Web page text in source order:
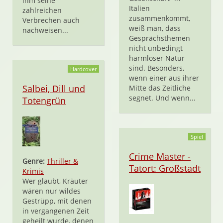
zahlreichen
Verbrechen auch
nachweisen...
Italien
zusammenkommt,
weiß man, dass
Gesprächsthemen
nicht unbedingt
harmloser Natur
sind. Besonders,
wenn einer aus ihrer
Mitte das Zeitliche
segnet. Und wenn...
Hardcover
Salbei, Dill und
Totengrün
Genre: Thriller &
Krimis
Wer glaubt, Kräuter
wären nur wildes
Gestrüpp, mit denen
in vergangenen Zeit
geheilt wurde, denen
Spiel
Crime Master -
Tatort: Großstadt